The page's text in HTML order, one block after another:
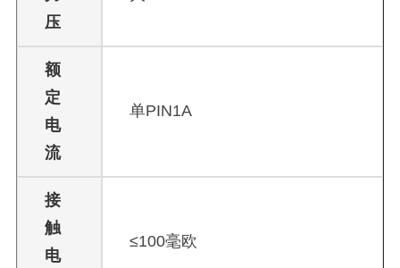
压
额
定
电
流
单PIN1A
接
触
电
≤100毫欧